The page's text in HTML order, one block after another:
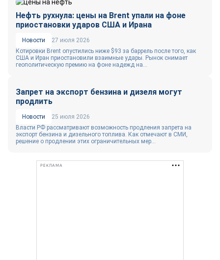
Нефть рухнула: цены на Brent упали на фоне
приостановки ударов США и Ирана
Новости
27 июля 2026
Котировки Brent опустились ниже $93 за баррель после того, как
США и Иран приостановили взаимные удары. Рынок снимает
геополитическую премию на фоне надежд на...
Запрет на экспорт бензина и дизеля могут
продлить
Новости
25 июля 2026
Власти РФ рассматривают возможность продления запрета на
экспорт бензина и дизельного топлива. Как отмечают в СМИ,
решение о продлении этих ограничительных мер...
РЕКЛАМА